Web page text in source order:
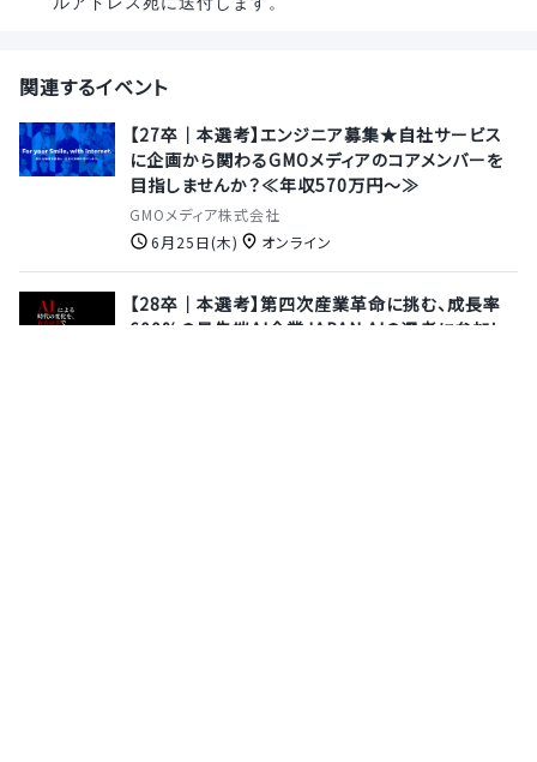
関連するイベント
【27卒｜本選考】エンジニア募集★自社サービス
に企画から関わるGMOメディアのコアメンバーを
目指しませんか？≪年収570万円～≫
GMOメディア株式会社
6月25日(木)
オンライン
【28卒│本選考】第四次産業革命に挑む、成長率
600%の最先端AI企業JAPAN AIの選考に参加し